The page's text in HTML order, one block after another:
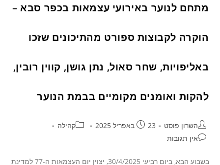
מתחם לנוער באירועי עצמאות בכפר סבא –
הוקרה לקבוצות ספורט מהתיכונים שזכו
באליפויות, שחר סאול, נתן גושן, קווין רובין,
להקות ואומנים מקומיים בבמת הנוער
השרון פוסט 23 באפריל 2025
קהילה
אין תגובות
בשבוע הבא, ביום רביעי 30/4/2025, יצוין יום העצמאות ה-77 למדינת